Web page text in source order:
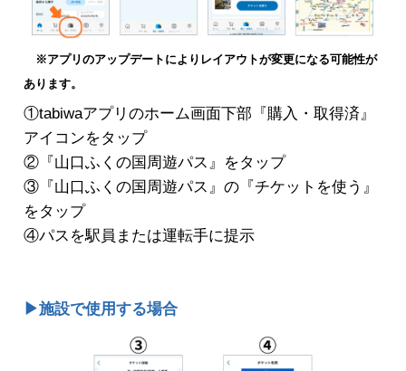
※アプリのアップデートによりレイアウトが変更になる可能性が
あります。
①tabiwaアプリのホーム画面下部『購入・取得済』
アイコンをタップ
②『山口ふくの国周遊パス』をタップ
③『山口ふくの国周遊パス』の『チケットを使う』
をタップ
④パスを駅員または運転手に提示
▶施設で使用する場合